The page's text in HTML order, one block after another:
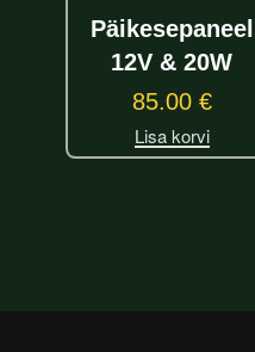
Päikesepaneel
12V & 20W
85.00 €
Lisa korvi